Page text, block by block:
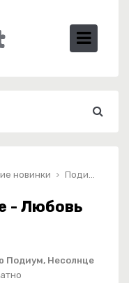
новинки Подиум, Несолнце - Любовь Не Пахнет
- Любовь
Подиум, Несолнце